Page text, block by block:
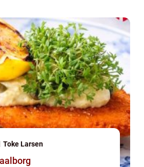
Toke Larsen